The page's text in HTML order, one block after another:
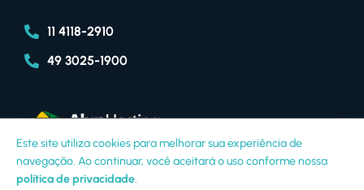
11 4118-2910
49 3025-1900
Este site utiliza cookies para melhorar sua experiência de
navegação. Ao continuar, você aceitará o uso conforme nossa
política de privacidade.